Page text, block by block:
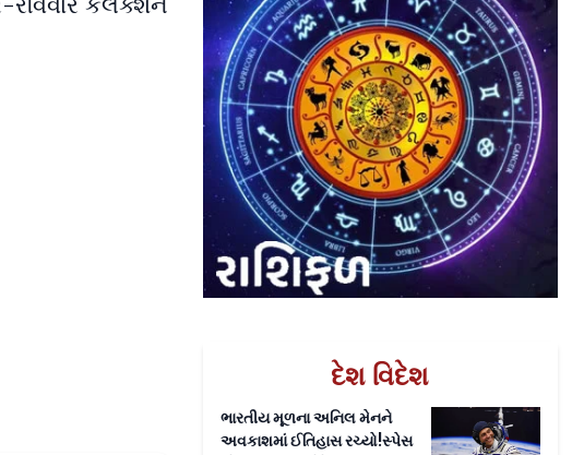
દેશ વિદેશ
ભારતીય મૂળના અનિલ મેનને
અવકાશમાં ઈતિહાસ રચ્યો!સ્પેસ